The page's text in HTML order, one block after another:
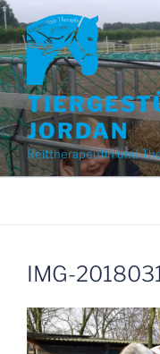
Zum
Inhalt
springen
JORDAN
Reittherapeutin und
IMG-